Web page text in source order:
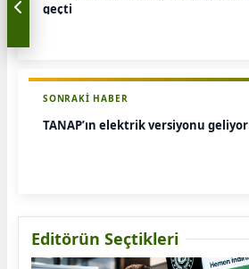
geçti
SONRAKI HABER
TANAP’ın elektrik versiyonu geliyor
Editörün Seçtikleri